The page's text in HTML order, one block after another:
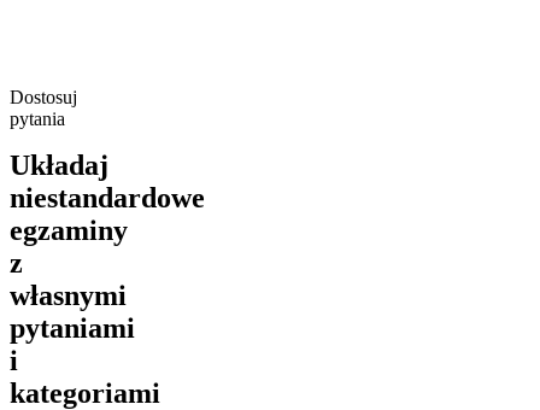
Dostosuj
pytania
Układaj
niestandardowe
egzaminy
z
własnymi
pytaniami
i
kategoriami